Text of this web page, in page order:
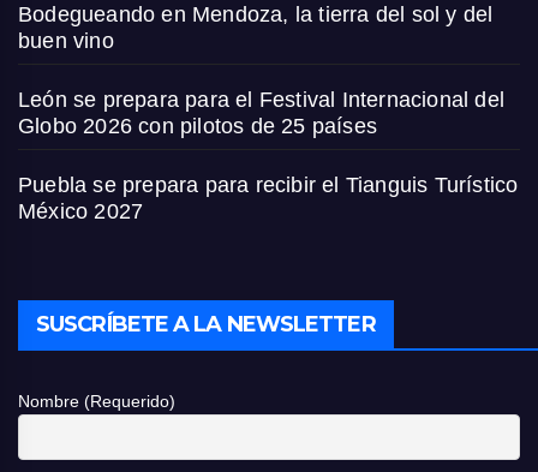
Bodegueando en Mendoza, la tierra del sol y del
buen vino
León se prepara para el Festival Internacional del
Globo 2026 con pilotos de 25 países
Puebla se prepara para recibir el Tianguis Turístico
México 2027
SUSCRÍBETE A LA NEWSLETTER
Nombre (Requerido)